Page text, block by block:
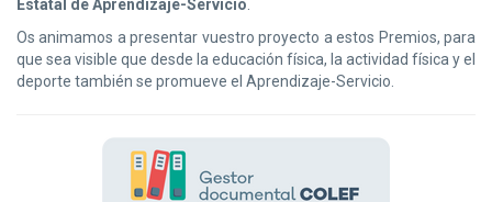
Estatal de Aprendizaje-Servicio
Os animamos a presentar vuestro proyecto a estos Premios, para
que sea visible que desde la educación física, la actividad física y el
deporte también se promueve el Aprendizaje-Servicio.